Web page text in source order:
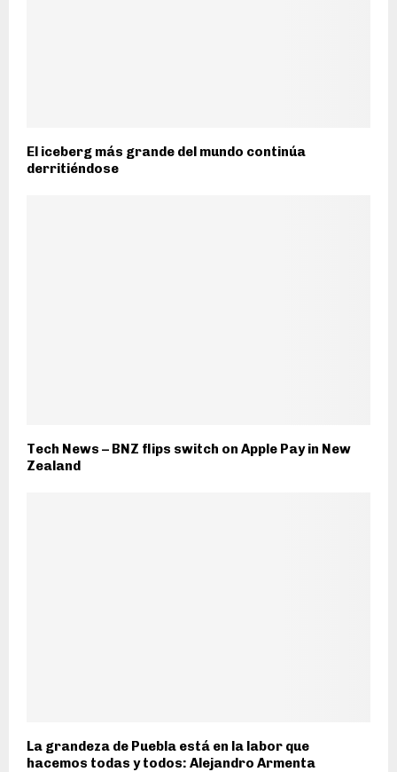
El iceberg más grande del mundo continúa
derritiéndose
Tech News – BNZ flips switch on Apple Pay in New
Zealand
La grandeza de Puebla está en la labor que
hacemos todas y todos: Alejandro Armenta